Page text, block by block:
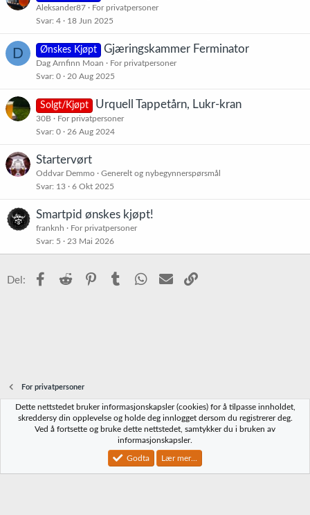
Aleksander87
For privatpersoner
Svar 4 18 Jun 2025
D Ønskes Kjøpt Gjæringskammer Ferminator
Dag Arnfinn Moan
For privatpersoner
Svar 0 20 Aug 2025
Solgt/Kjøpt Urquell Tappetårn, Lukr-kran
30B
For privatpersoner
Svar 0 26 Aug 2024
Startervørt
Oddvar Demmo
Generelt og nybegynnerspørsmål
Svar 13 6 Okt 2025
Smartpid ønskes kjøpt!
franknh
For privatpersoner
Svar 5 23 Mai 2026
Del: Facebook
Reddit PinterestTumblr WhatsApp
E-post
For privatpersoner
Norbrygg-default
Vilkår og regler Personvernregler
Community platform by XenForo® © 2010-2023 XenForo Ltd.
Dette nettstedet bruker informasjonskapsler (cookies) for å tilpasse innholdet,
skreddersy din opplevelse og holde deg innlogget dersom du registrerer deg.
Ved å fortsette og bruke dette nettstedet, samtykker du i bruken av
informasjonskapsler.
Godta Lær mer...